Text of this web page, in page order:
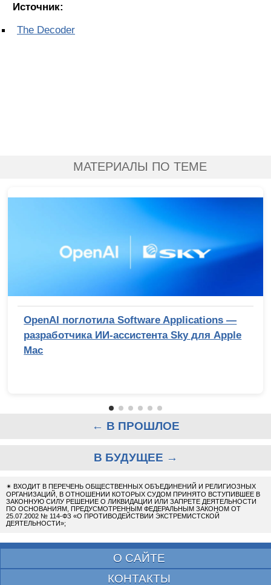
Источник:
The Decoder
МАТЕРИАЛЫ ПО ТЕМЕ
OpenAI поглотила Software Applications —
разработчика ИИ-ассистента Sky для Apple
Mac
← В ПРОШЛОЕ
В БУДУЩЕЕ →
✴ ВХОДИТ В ПЕРЕЧЕНЬ ОБЩЕСТВЕННЫХ ОБЪЕДИНЕНИЙ И РЕЛИГИОЗНЫХ
ОРГАНИЗАЦИЙ, В ОТНОШЕНИИ КОТОРЫХ СУДОМ ПРИНЯТО ВСТУПИВШЕЕ В
ЗАКОННУЮ СИЛУ РЕШЕНИЕ О ЛИКВИДАЦИИ ИЛИ ЗАПРЕТЕ ДЕЯТЕЛЬНОСТИ
ПО ОСНОВАНИЯМ, ПРЕДУСМОТРЕННЫМ ФЕДЕРАЛЬНЫМ ЗАКОНОМ ОТ
25.07.2002 № 114-ФЗ «О ПРОТИВОДЕЙСТВИИ ЭКСТРЕМИСТСКОЙ
ДЕЯТЕЛЬНОСТИ»;
О САЙТЕ
КОНТАКТЫ